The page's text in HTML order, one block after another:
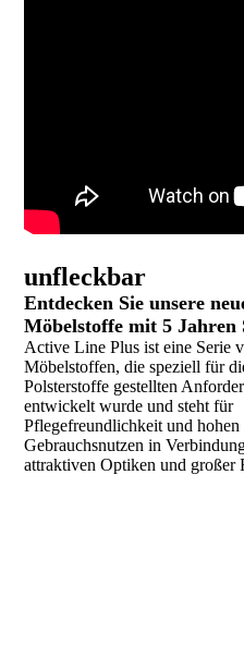
unfleckbar
Entdecken Sie unsere
Möbelstoffe mit 5 Jahren
Active Line Plus ist eine Serie
Möbelstoffen, die speziell für
Polsterstoffe gestellten
entwickelt wurde und steht für
Pflegefreundlichkeit und hohen
Gebrauchsnutzen in
attraktiven Optiken und großer